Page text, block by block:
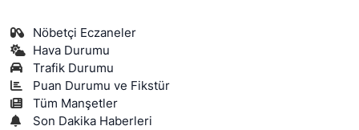
Nöbetçi Eczaneler
Hava Durumu
Trafik Durumu
Puan Durumu ve Fikstür
Tüm Manşetler
Son Dakika Haberleri